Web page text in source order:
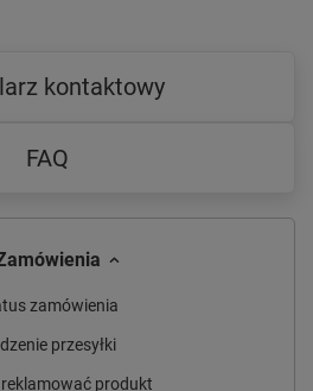
kontaktowy
FAQ
zamówienia
przesyłki
produkt